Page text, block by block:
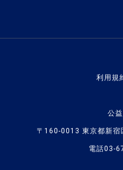
利用規
公
〒160-0013 東京都新
電話03-